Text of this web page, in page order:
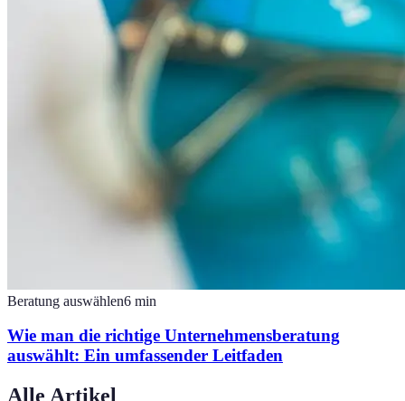
Beratung auswählen6 min
Wie man die richtige Unternehmensberatung
auswählt: Ein umfassender Leitfaden
Alle Artikel